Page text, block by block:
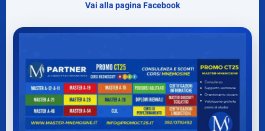
Vai alla pagina Facebook